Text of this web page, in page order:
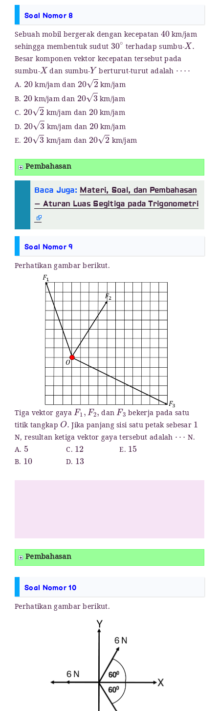
Soal Nomor 8
Sebuah mobil bergerak dengan kecepatan40km/jam
sehingga membentuk sudut30∘terhadap sumbu-X.
Besar komponen vektor kecepatan tersebut pada
sumbu-X dan sumbu-Y berturut-turut adalah ⋯
A. 20km/jam dan202
km/jam
B. 20km/jam dan 20 3 km/jam
C. 202 km/jam dan20km/jam
D. 203 km/jam dan 20km/jam
E. 203 km/jam dan 202 km/jam
Pembahasan
Baca Juga: Materi, Soal, dan Pembahasan
– Aturan Luas Segitiga pada Trigonometri
Soal Nomor 9
Perhatikan gambar berikut.
Tiga vektor gayaF1,F2,danF3bekerja pada satu
titik tangkap O.Jika panjang sisi satu petak sebesar 1
N, resultan ketiga vektor gaya tersebut adalah ⋯ N.
A. 5 C. 12 E. 15
B. 10D. 13
Pembahasan
Soal Nomor 10
Perhatikan gambar berikut.